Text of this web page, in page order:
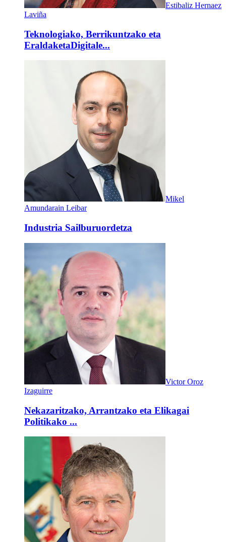
Estibaliz Hernaez
Laviña
Teknologiako, Berrikuntzako eta
EraldaketaDigitale...
Mikel
Amundarain Leibar
Industria Sailburuordetza
Victor Oroz
Izaguirre
Nekazaritzako, Arrantzako eta Elikagai
Politikako ...